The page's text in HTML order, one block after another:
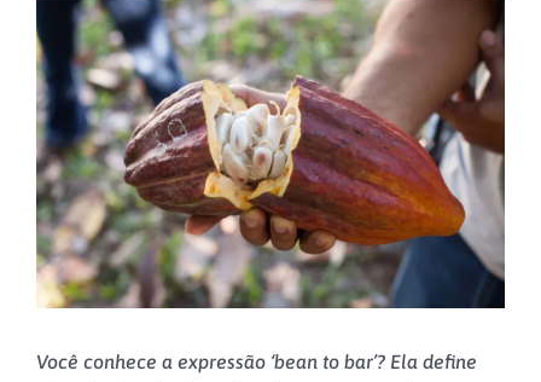
View
Larger
Image
Você conhece a expressão ‘bean to bar’? Ela define